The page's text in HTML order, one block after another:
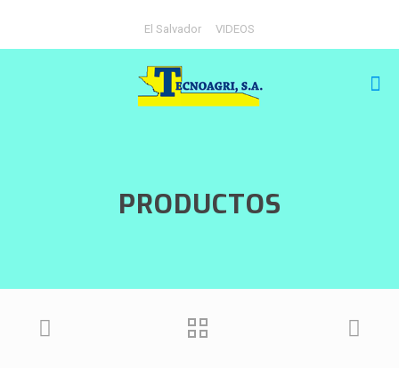
El Salvador VIDEOS
PRODUCTOS